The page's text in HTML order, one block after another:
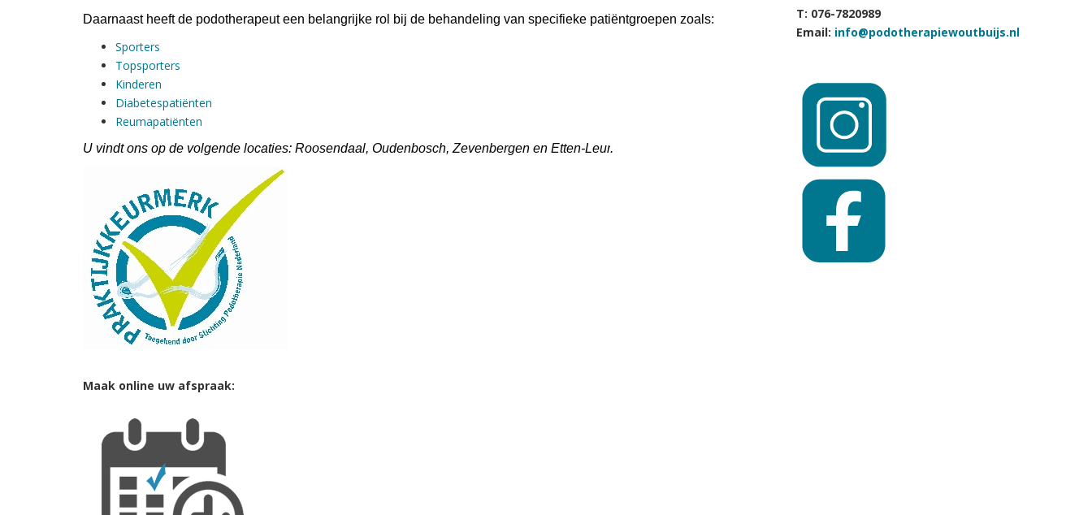
Daarnaast heeft de podotherapeut een belangrijke rol bij de behandeling van specifieke patiëntgroepen zoals:
Sporters
Topsporters
Kinderen
Diabetespatiënten
Reumapatiënten
U vindt ons op de volgende locaties: Roosendaal, Oudenbosch, Zevenbergen en Etten-Leur.
Maak online uw afspraak:
T: 076-7820989
Email: info@podotherapiewoutbuijs.nl